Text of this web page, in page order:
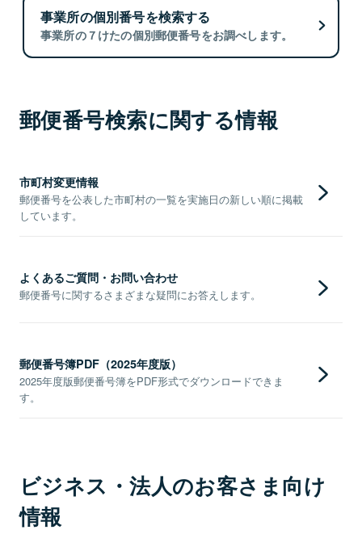
事業所の個別番号を検索する
事業所の７けたの個別郵便番号をお調べします。
郵便番号検索に関する情報
市町村変更情報
郵便番号を公表した市町村の一覧を実施日の新しい順に掲載
しています。
よくあるご質問・お問い合わせ
郵便番号に関するさまざまな疑問にお答えします。
郵便番号簿PDF（2025年度版）
2025年度版郵便番号簿をPDF形式でダウンロードできま
す。
ビジネス・法人のお客さま向け
情報